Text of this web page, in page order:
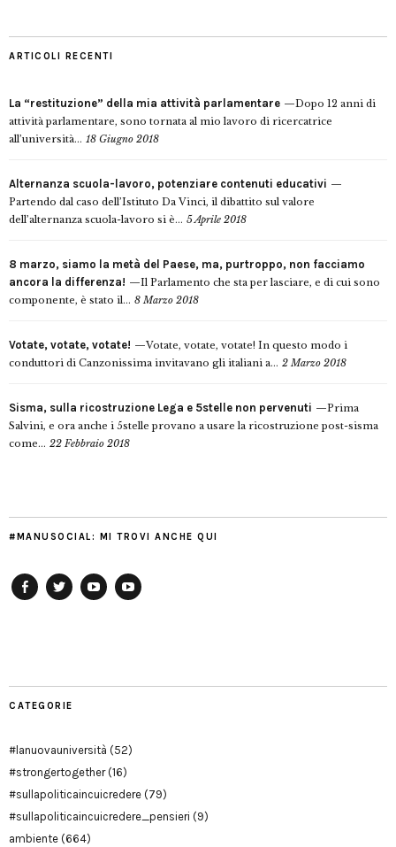
ARTICOLI RECENTI
La “restituzione” della mia attività parlamentare
Dopo 12 anni di
attività parlamentare, sono tornata al mio lavoro di ricercatrice
all’università... 18 Giugno 2018
Alternanza scuola-lavoro, potenziare contenuti educativi
Partendo dal caso dell’Istituto Da Vinci, il dibattito sul valore
dell’alternanza scuola-lavoro si è... 5 Aprile 2018
8 marzo, siamo la metà del Paese, ma, purtroppo, non facciamo
ancora la differenza!
Il Parlamento che sta per lasciare, e di cui sono
componente, è stato il... 8 Marzo 2018
Votate, votate, votate!
Votate, votate, votate! In questo modo i
conduttori di Canzonissima invitavano gli italiani a... 2 Marzo 2018
Sisma, sulla ricostruzione Lega e 5stelle non pervenuti
Prima
Salvini, e ora anche i 5stelle provano a usare la ricostruzione post-sisma
come... 22 Febbraio 2018
#MANUSOCIAL: MI TROVI ANCHE QUI
CATEGORIE
#lanuovauniversità (52)
#strongertogether(16)
#sullapoliticaincuicredere (79)
#sullapoliticaincuicredere_pensieri (9)
ambiente (664)